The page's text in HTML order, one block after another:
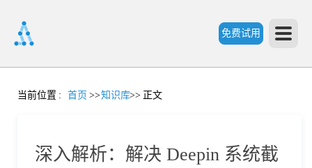
免费试用
首
当前位置 : 首页 >>知识库>> 正文
深入解析：解决 Deepin 系统截